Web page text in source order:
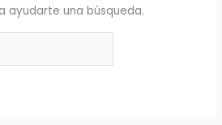
ayudarte una búsqueda.